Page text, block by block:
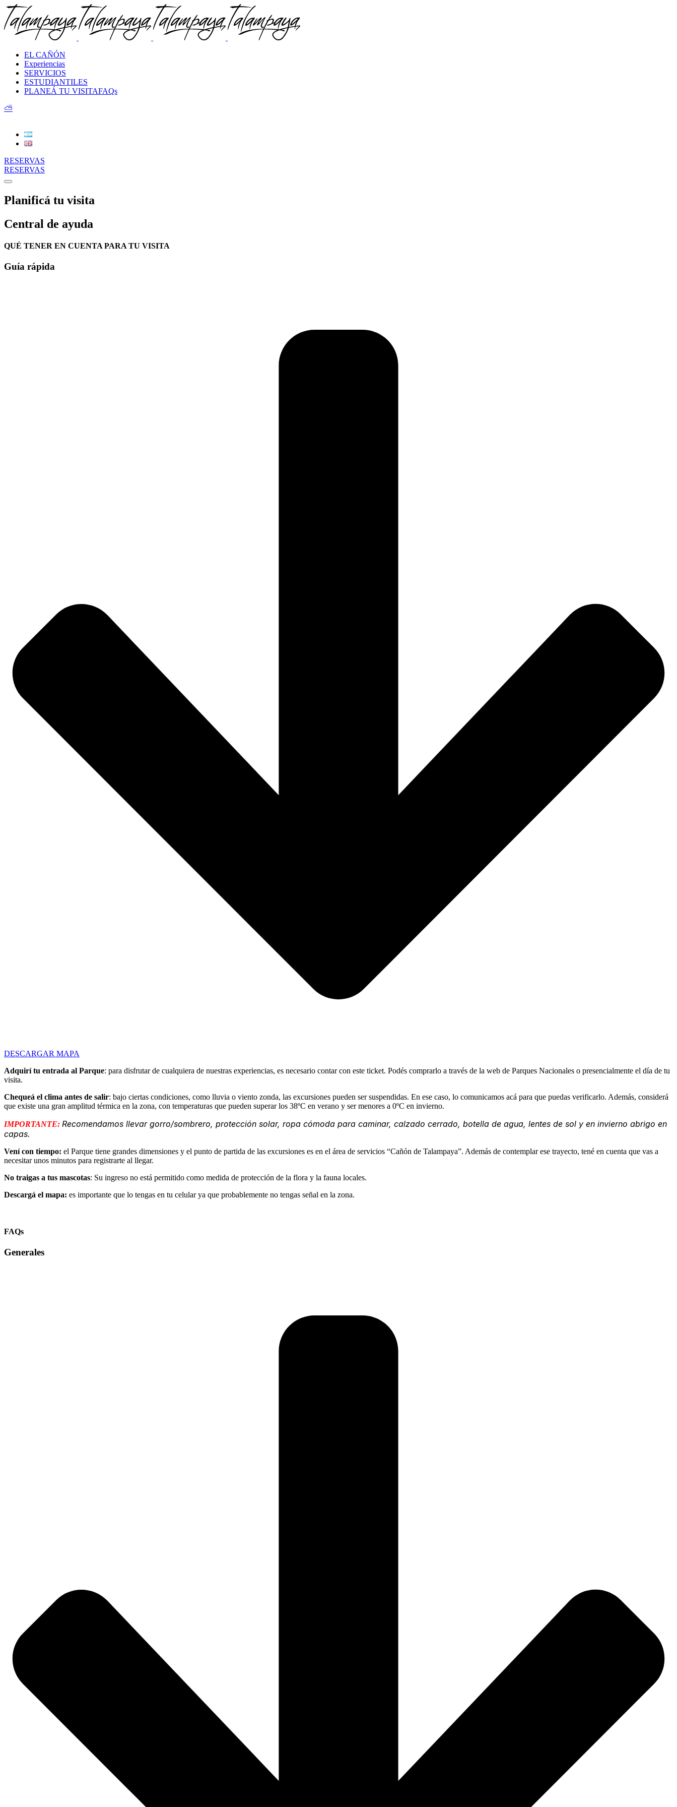
EL CAÑÓN
Experiencias
SERVICIOS
ESTUDIANTILES
PLANEÁ TU VISITAFAQs
⛅︎
RESERVAS
RESERVAS
Planificá tu visita
Central de ayuda
QUÉ TENER EN CUENTA PARA TU VISITA
Guía rápida
DESCARGAR MAPA
Adquirí tu entrada al Parque: para disfrutar de cualquiera de nuestras experiencias, es necesario contar con este ticket. Podés comprarlo a través de la web de Parques Nacionales o presencialmente el día de tu
visita.
Chequeá el clima antes de salir: bajo ciertas condiciones, como lluvia o viento zonda, las excursiones pueden ser suspendidas. En ese caso, lo comunicamos acá para que puedas verificarlo. Además, considerá
que existe una gran amplitud térmica en la zona, con temperaturas que pueden superar los 38ºC en verano y ser menores a 0ºC en invierno.
IMPORTANTE: Recomendamos llevar gorro/sombrero, protección solar, ropa cómoda para caminar, calzado cerrado, botella de agua, lentes de sol y en invierno abrigo en
capas.
Vení con tiempo: el Parque tiene grandes dimensiones y el punto de partida de las excursiones es en el área de servicios “Cañón de Talampaya”. Además de contemplar ese trayecto, tené en cuenta que vas a
necesitar unos minutos para registrarte al llegar.
No traigas a tus mascotas: Su ingreso no está permitido como medida de protección de la flora y la fauna locales.
Descargá el mapa: es importante que lo tengas en tu celular ya que probablemente no tengas señal en la zona.
FAQs
Generales